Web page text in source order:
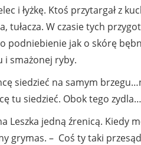
i łyżkę. Ktoś przytargał z
tułacza. W czasie tych
podniebienie jak o skórę
i smażonej ryby.
siedzieć na samym
tu siedzieć. Obok tego zydla…
Leszka jedną źrenicą. Kiedy
grymas. – Coś ty taki